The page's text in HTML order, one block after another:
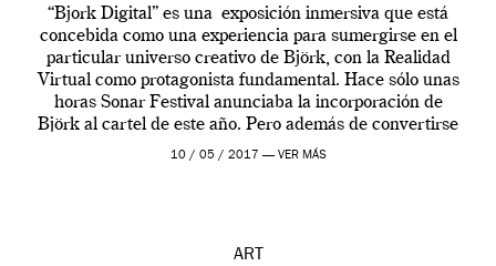
“Bjork Digital” es una exposición inmersiva que está
concebida como una experiencia para sumergirse en el
particular universo creativo de Björk, con la Realidad
Virtual como protagonista fundamental. Hace sólo unas
horas Sonar Festival anunciaba la incorporación de
Björk al cartel de este año. Pero además de convertirse
en una de las actuaciones más relevantes […]
10 / 05 / 2017 — VER MÁS
ART